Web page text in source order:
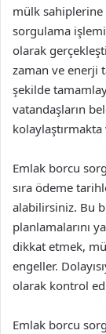
mülk sahiplerine
sorgulama
olarak
zaman ve enerji
şekilde
vatandaşların
Emlak borcu
sıra ödeme
alabilirsiniz. Bu
planlamalarını
dikkat etmek,
engeller.
olarak kontrol
Emlak borcu